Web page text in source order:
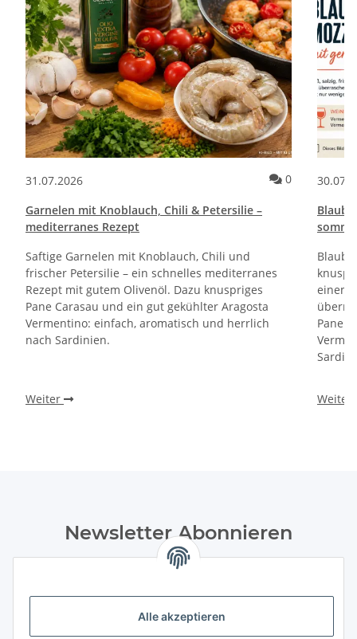
Alle akzeptieren
Kommentare zum Artikel Pane e Cipolle Rezept | Italienische
31.07.2026 0
Garnelen mit Knoblauch, Chili & Petersilie –
mediterranes Rezept
Saftige Garnelen mit Knoblauch, Chili und
frischer Petersilie – ein schnelles mediterranes
Rezept mit gutem Olivenöl. Dazu knuspriges
Pane Carasau und ein gut gekühlter Aragosta
Vermentino: einfach, aromatisch und herrlich
nach Sardinien.
Weiter
einem
Pane
Weiter
Newsletter Abonnieren
Bitte senden Sie mir entsprechend Ihrer
Informationen zu Ihrem Produktsortiment Weine und
Feinkost per E-Mail zu. Durch die Bestätigung
des „Abonnieren“-Buttons stimme ich zusätzlich der Analyse